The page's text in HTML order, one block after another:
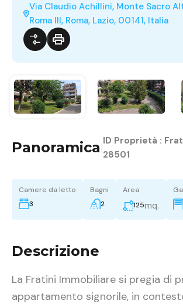
Via Claudio Achillini, Monte Sacro
Roma III, Roma, Lazio, 00141, Italia
Panoramica ID Proprietà :
28501
Camere da letto
3
Bagni
2
Area
125mq.
Descrizione
La Fratini Immobiliare si pregia di
appartamento signorile, in